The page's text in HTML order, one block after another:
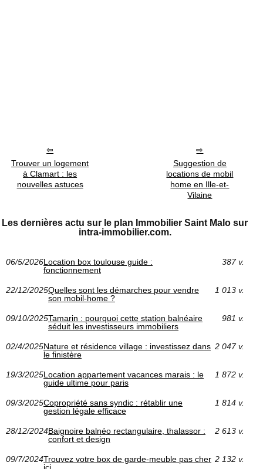
Trouver un logement
à Clamart : les
nouvelles astuces
Suggestion de
locations de mobil
home en Ille-et-
Vilaine
Les dernières actu sur le plan Immobilier Saint Malo sur
intra-immobilier.com.
06/5/2026Location box toulouse guide :
fonctionnement
387 v.
22/12/2025Quelles sont les démarches pour vendre
son mobil-home ?
1 013 v.
09/10/2025Tamarin : pourquoi cette station balnéaire
séduit les investisseurs immobiliers
981 v.
02/4/2025Nature et résidence village : investissez dans
le finistère
2 047 v.
19/3/2025Location appartement vacances marais : le
guide ultime pour paris
1 872 v.
09/3/2025Copropriété sans syndic : rétablir une
gestion légale efficace
1 814 v.
28/12/2024Baignoire balnéo rectangulaire, thalassor :
confort et design
2 613 v.
09/7/2024Trouvez votre box de garde-meuble pas cher
ici
2 132 v.